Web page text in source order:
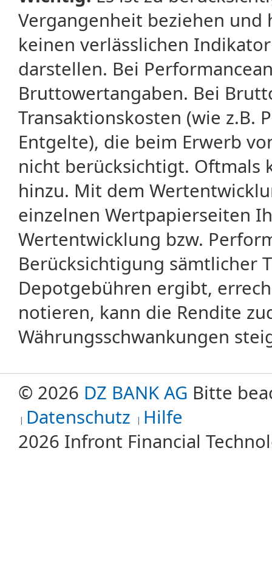
Vergangenheit beziehen
keinen verlässlichen
darstellen. Bei
Bruttowertangaben. Bei
Transaktionskosten (wie z.B.
Entgelte), die beim Erwerb
nicht berücksichtigt. Oftmals
hinzu. Mit dem
einzelnen Wertpapierseiten
Wertentwicklung bzw.
Berücksichtigung sämtlicher
Depotgebühren ergibt,
notieren, kann die Rendite
Währungsschwankungen
© 2026 DZ BANK AG Bitte
Datenschutz Hilfe
2026 Infront Financial